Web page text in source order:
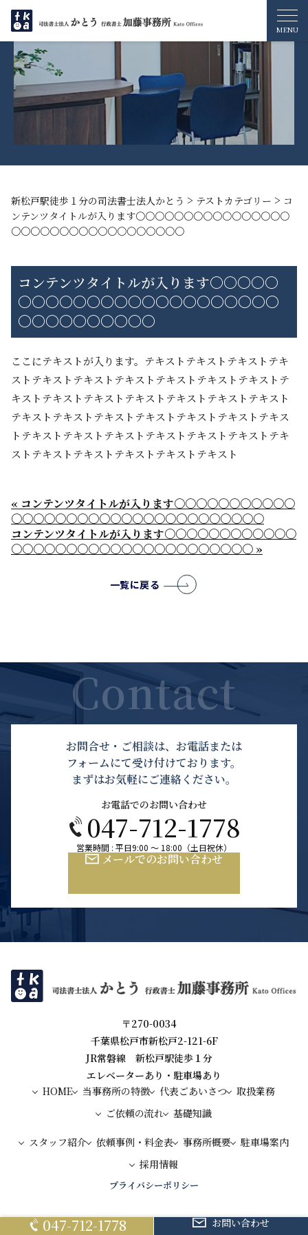
047-712-1778 お問い合わせ
新松戸駅徒歩１分の司法書士法人かとう > テストカテゴリー > コ
ンテンツタイトルが入ります〇〇〇〇〇〇〇〇〇〇〇〇〇〇〇〇
〇〇〇〇〇〇〇〇〇〇〇〇〇〇〇〇〇〇
コンテンツタイトルが入ります〇〇〇〇〇
〇〇〇〇〇〇〇〇〇〇〇〇〇〇〇〇〇〇〇
〇〇〇〇〇〇〇〇〇〇
ここにテキストが入ります。テキストテキストテキストテキ
ストテキストテキストテキストテキストテキストテキストテ
キストテキストテキストテキストテキストテキストテキスト
テキストテキストテキストテキストテキストテキストテキス
トテキストテキストテキストテキストテキストテキストテキ
ストテキストテキストテキストテキストテキスト
« コンテンツタイトルが入ります〇〇〇〇〇〇〇〇〇〇〇
〇〇〇〇〇〇〇〇〇〇〇〇〇〇〇〇〇〇〇〇〇〇〇
コンテンツタイトルが入ります〇〇〇〇〇〇〇〇〇〇〇〇
〇〇〇〇〇〇〇〇〇〇〇〇〇〇〇〇〇〇〇〇〇〇 »
一覧に戻る
お問合せ・ご相談は、お電話または
フォームにて受け付けております。
まずはお気軽にご連絡ください。
お電話でのお問い合わせ
047-712-1778
営業時間 : 平日9:00 ～ 18:00（土日祝休）
メールでのお問い合わせ
〒270-0034
千葉県松戸市新松戸2-121-6F
JR常磐線 新松戸駅徒歩１分
エレベーターあり・駐車場あり
HOME
当事務所の特徴 代表ごあいさつ
取扱業務
ご依頼の流れ
基礎知識
スタッフ紹介 依頼事例・料金表 事務所概要
駐車場案内
採用情報
プライバシーポリシー
© 新松戸駅徒歩１分の司法書士法人かとう